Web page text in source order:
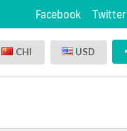
Facebook Twitter
CHI USD